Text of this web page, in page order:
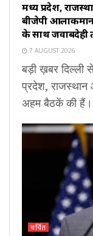
मध्य प्रदेश,
बीजेपी आलाकमान
के साथ जवाबदेही
7 AUGUST 2026
बड़ी ख़बर दिल्ली
प्रदेश, राजस्थान
अहम बैठकें की हैं।
चर्चित